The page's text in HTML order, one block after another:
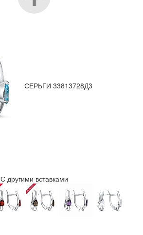
СЕРЬГИ 33813728Д3
С другими вставками